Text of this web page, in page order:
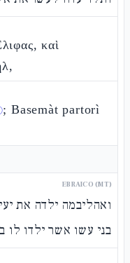
καὶ
; Basemàt partorì
EBRAICO (MT)
ואהליבמה ילדה את
בני עשו אשר ילדו לו